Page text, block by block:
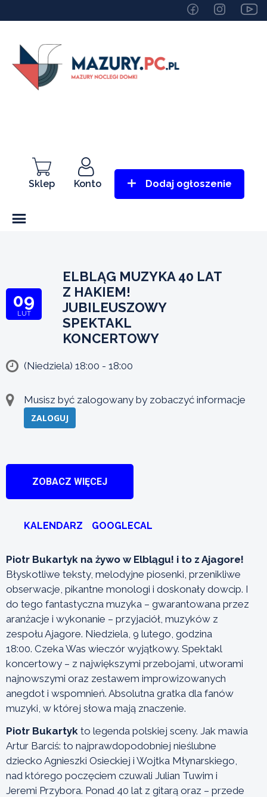
Sklep Konto Dodaj ogłoszenie
09
LUT
ELBLĄG MUZYKA 40 LAT
Z HAKIEM!
JUBILEUSZOWY
SPEKTAKL
KONCERTOWY
(Niedziela) 18:00 - 18:00
Musisz być zalogowany by zobaczyć informacje
ZALOGUJ
ZOBACZ WIĘCEJ
KALENDARZ GOOGLECAL
Piotr Bukartyk na żywo w Elblągu! i to z Ajagore!
Błyskotliwe teksty, melodyjne piosenki, przenikliwe
obserwacje, pikantne monologi i doskonały dowcip. I
do tego fantastyczna muzyka – gwarantowana przez
aranżacje i wykonanie – przyjaciół, muzyków z
zespołu Ajagore. Niedziela, 9 lutego, godzina
18:00. Czeka Was wieczór wyjątkowy. Spektakl
koncertowy – z największymi przebojami, utworami
najnowszymi oraz zestawem improwizowanych
anegdot i wspomnień. Absolutna gratka dla fanów
muzyki, w której słowa mają znaczenie.
Piotr Bukartyk to legenda polskiej sceny. Jak mawia
Artur Barciś: to najprawdopodobniej nieślubne
dziecko Agnieszki Osieckiej i Wojtka Młynarskiego,
nad którego poczęciem czuwali Julian Tuwim i
Jeremi Przybora. Ponad 40 lat z gitarą oraz – przede